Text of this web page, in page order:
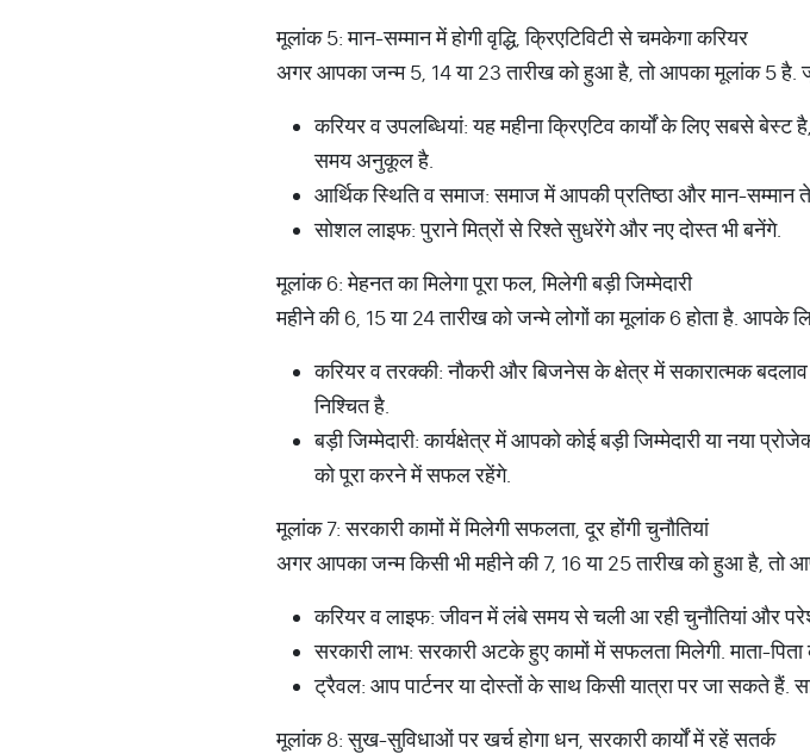
मूलांक 5: मान-सम्मान में होगी वृद्धि, क्रिएटिविटी से चमकेगा करियर
अगर आपका जन्म 5, 14 या 23 तारीख को हुआ है, तो आपका मूलांक 5 है.
करियर व उपलब्धियां: यह महीना क्रिएटिव कार्यों के लिए सबसे
समय अनुकूल है.
आर्थिक स्थिति व समाज: समाज में आपकी प्रतिष्ठा और मान-सम्मान
सोशल लाइफ: पुराने मित्रों से रिश्ते सुधरेंगे और नए दोस्त भी बनेंगे.
मूलांक 6: मेहनत का मिलेगा पूरा फल, मिलेगी बड़ी जिम्मेदारी
महीने की 6, 15 या 24 तारीख को जन्मे लोगों का मूलांक 6 होता है. आपके
करियर व तरक्की: नौकरी और बिजनेस के क्षेत्र में सकारात्मक
निश्चित है.
बड़ी जिम्मेदारी: कार्यक्षेत्र में आपको कोई बड़ी जिम्मेदारी या नया
को पूरा करने में सफल रहेंगे.
मूलांक 7: सरकारी कामों में मिलेगी सफलता, दूर होंगी चुनौतियां
अगर आपका जन्म किसी भी महीने की 7, 16 या 25 तारीख को हुआ है,
करियर व लाइफ: जीवन में लंबे समय से चली आ रही चुनौतियां और
सरकारी लाभ: सरकारी अटके हुए कामों में सफलता मिलेगी. माता-पिता
ट्रैवल: आप पार्टनर या दोस्तों के साथ किसी यात्रा पर जा सकते हैं.
मूलांक 8: सुख-सुविधाओं पर खर्च होगा धन, सरकारी कार्यों में रहें सतर्क